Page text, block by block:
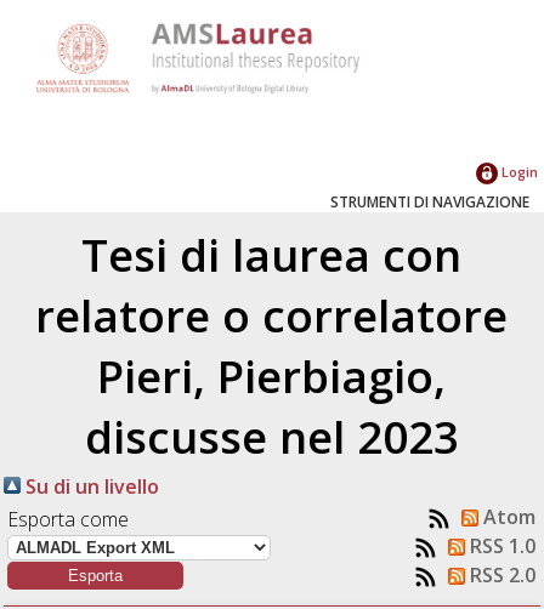
Login
STRUMENTI DI NAVIGAZIONE
Tesi di laurea con
relatore o correlatore
Pieri, Pierbiagio,
discusse nel 2023
Su di un livello
Esporta come
Atom
RSS 1.0
RSS 2.0